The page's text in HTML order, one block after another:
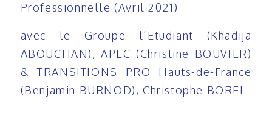
Professionnelle (Avril 2021)
avec le Groupe l’Etudiant (Khadija
ABOUCHAN), APEC (Christine BOUVIER)
& TRANSITIONS PRO Hauts-de-France
(Benjamin BURNOD), Christophe BOREL